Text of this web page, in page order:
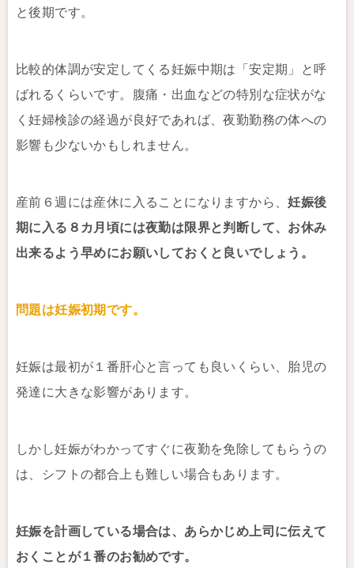
と後期です。
比較的体調が安定してくる妊娠中期は「安定期」と呼
ばれるくらいです。腹痛・出血などの特別な症状がな
く妊婦検診の経過が良好であれば、夜勤勤務の体への
影響も少ないかもしれません。
産前６週には産休に入ることになりますから、妊娠後
期に入る８カ月頃には夜勤は限界と判断して、お休み
出来るよう早めにお願いしておくと良いでしょう。
問題は妊娠初期です。
妊娠は最初が１番肝心と言っても良いくらい、胎児の
発達に大きな影響があります。
しかし妊娠がわかってすぐに夜勤を免除してもらうの
は、シフトの都合上も難しい場合もあります。
妊娠を計画している場合は、あらかじめ上司に伝えて
おくことが１番のお勧めです。